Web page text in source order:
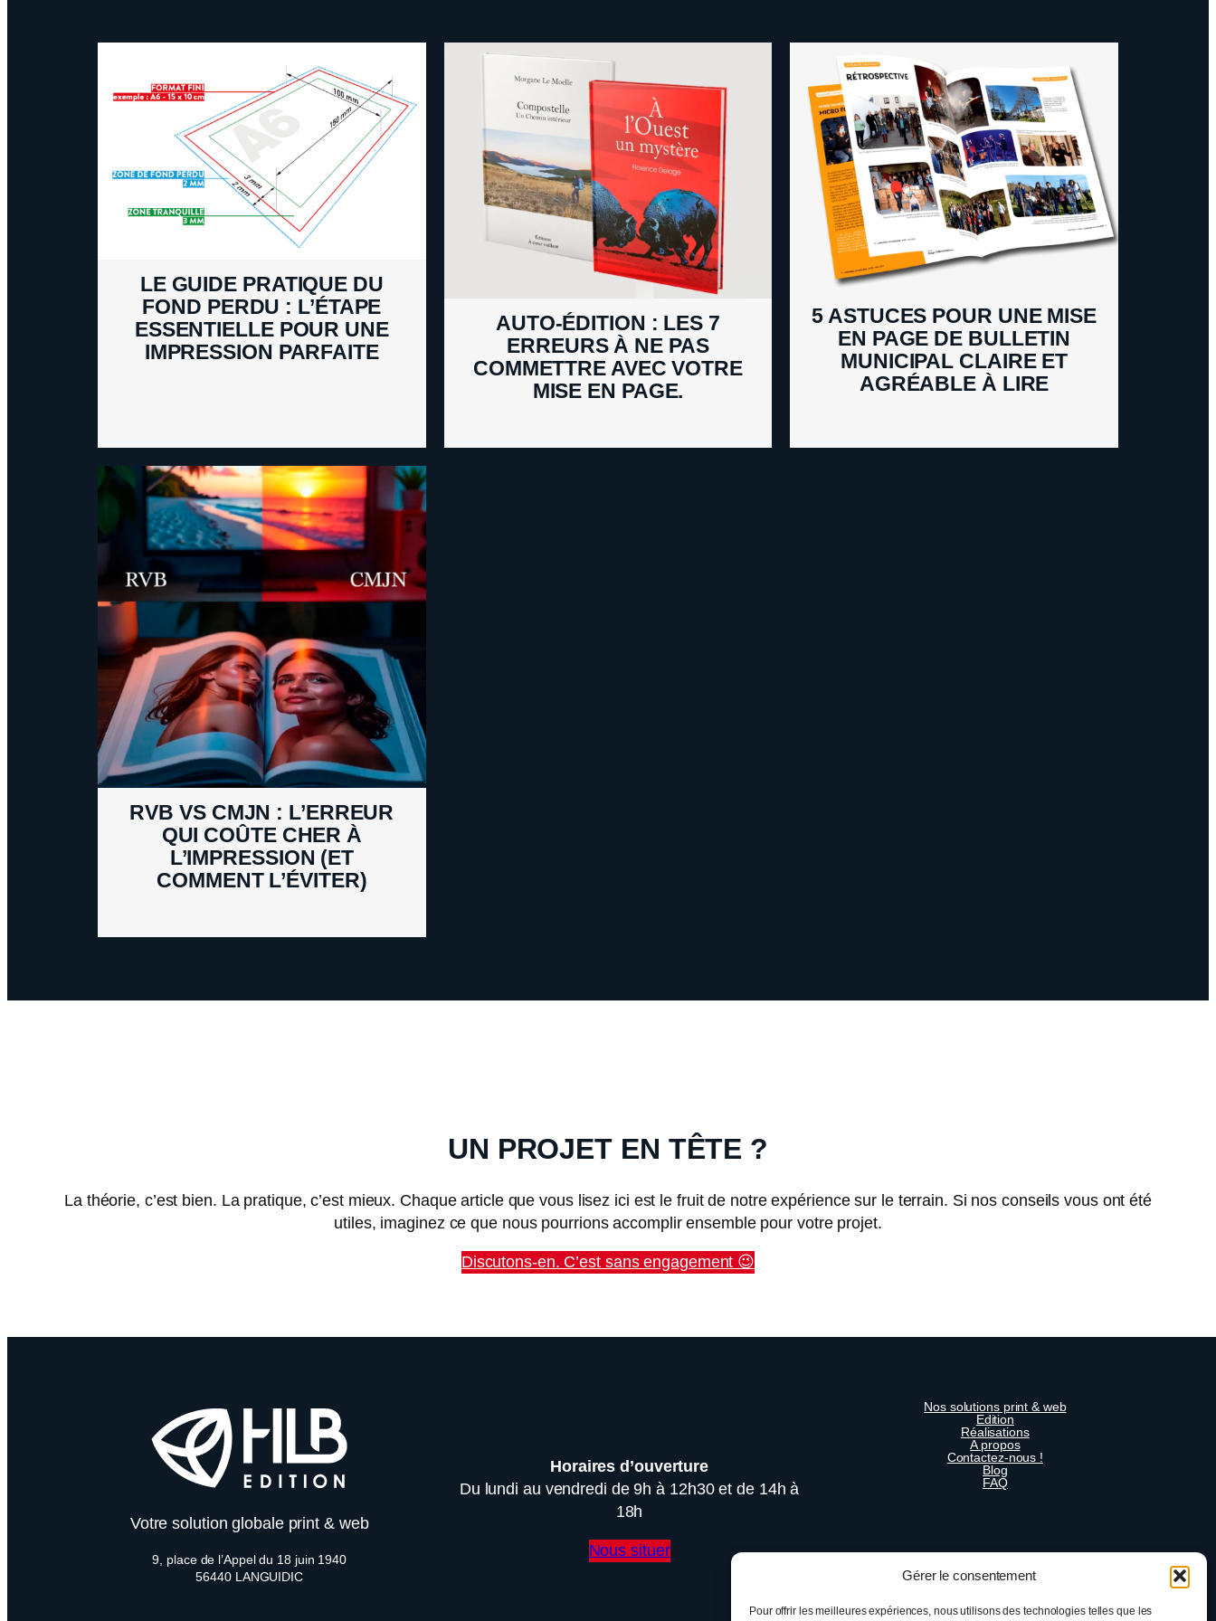
Gérer le consentement
Pour offrir les meilleures expériences, nous utilisons des technologies telles que les
LE GUIDE PRATIQUE DU
FOND PERDU : L’ÉTAPE
ESSENTIELLE POUR UNE
IMPRESSION PARFAITE
AUTO-ÉDITION : LES 7
ERREURS À NE PAS
COMMETTRE AVEC VOTRE
MISE EN PAGE.
5 ASTUCES POUR UNE MISE
EN PAGE DE BULLETIN
MUNICIPAL CLAIRE ET
AGRÉABLE À LIRE
RVB VS CMJN : L’ERREUR
QUI COÛTE CHER À
L’IMPRESSION (ET
COMMENT L’ÉVITER)
UN PROJET EN TÊTE ?
La théorie, c’est bien. La pratique, c’est mieux. Chaque article que vous lisez ici est le fruit de notre expérience sur le terrain. Si nos conseils vous ont été
utiles, imaginez ce que nous pourrions accomplir ensemble pour votre projet.
Discutons-en. C’est sans engagement 😉
Votre solution globale print & web
9, place de l’Appel du 18 juin 1940
56440 LANGUIDIC
Horaires d’ouverture
Du lundi au vendredi de 9h à 12h30 et de 14h à
18h
Nous situer
Nos solutions print & web
Edition
Réalisations
A propos
Contactez-nous !
Blog
FAQ